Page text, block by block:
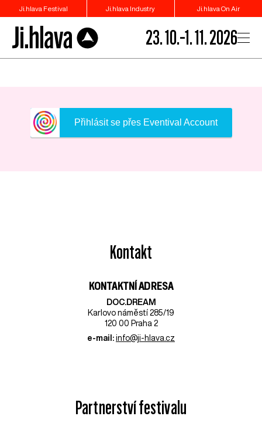
Ji.hlava Festival Ji.hlava Industry Ji.hlava On Air
23. 10.–1. 11. 2026
Přihlásit se přes Eventival Account
Kontakt
KONTAKTNÍ ADRESA
DOC.DREAM​
Karlovo náměstí 285/19
120 00 Praha 2
e-mail: info@ji-hlava.cz
Partnerství festivalu